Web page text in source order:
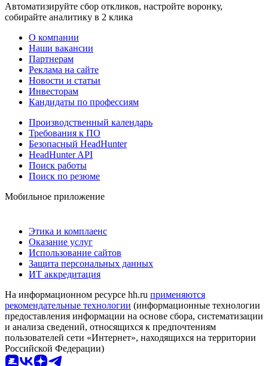
Автоматизируйте сбор откликов, настройте воронку,
собирайте аналитику в 2 клика
О компании
Наши вакансии
Партнерам
Реклама на сайте
Новости и статьи
Инвесторам
Кандидаты по профессиям
Производственный календарь
Требования к ПО
Безопасный HeadHunter
HeadHunter API
Поиск работы
Поиск по резюме
Мобильное приложение
Этика и комплаенс
Оказание услуг
Использование сайтов
Защита персональных данных
ИТ аккредитация
На информационном ресурсе hh.ru применяются
рекомендательные технологии (информационные технологии
предоставления информации на основе сбора, систематизации
и анализа сведений, относящихся к предпочтениям
пользователей сети «Интернет», находящихся на территории
Российской Федерации)